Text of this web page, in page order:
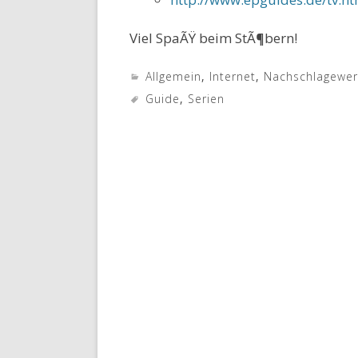
Viel SpaÃŸ beim StÃ¶bern!
Allgemein, Internet,
Guide, Serien